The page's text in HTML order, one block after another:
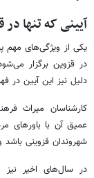
آیینی که تنها
یکی از ویژگی‌های مهم
در قزوین برگزار
دلیل نیز این آیین
کارشناسان میراث
عمیق آن با باورهای
شهروندان قزوینی
در سال‌های اخیر